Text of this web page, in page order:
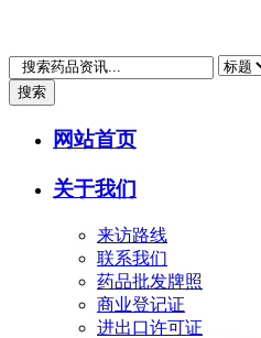
搜索
网站首页
关于我们
来访路线
联系我们
药品批发牌照
商业登记证
进出口许可证